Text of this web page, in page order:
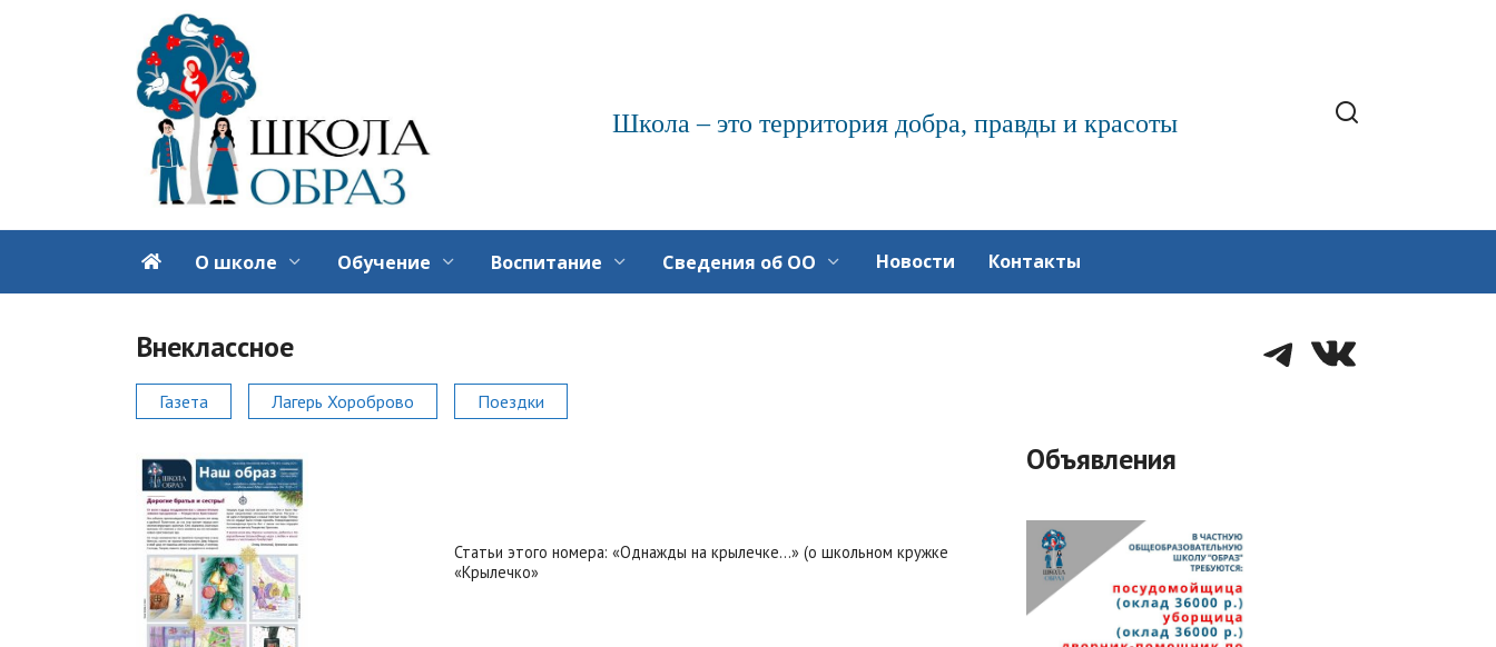
Школа – это территория добра, правды и красоты
О школе Обучение Воспитание Сведения об ОО Новости Контакты
Внеклассное
Газета Лагерь Хороброво Поездки
Статьи этого номера: «Однажды на крылечке…» (о школьном кружке
«Крылечко»
Telegram
VK
Объявления